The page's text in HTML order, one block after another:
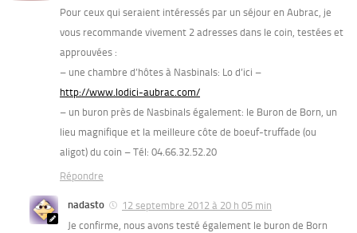
Pour ceux qui seraient intéressés par un séjour en Aubrac, je
vous recommande vivement 2 adresses dans le coin, testées et
approuvées :
– une chambre d’hôtes à Nasbinals: Lo d’ici –
http://www.lodici-aubrac.com/
– un buron près de Nasbinals également: le Buron de Born, un
lieu magnifique et la meilleure côte de boeuf-truffade (ou
aligot) du coin – Tél: 04.66.32.52.20
Répondre
nadasto
12 septembre 2012 à 20 h 05 min
Je confirme, nous avons testé également le buron de Born